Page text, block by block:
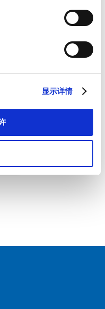
显示详情
联系。您可从订阅了我们
提供的任何同意和取消订阅
，请查看我们的隐私政策。*
私政策。